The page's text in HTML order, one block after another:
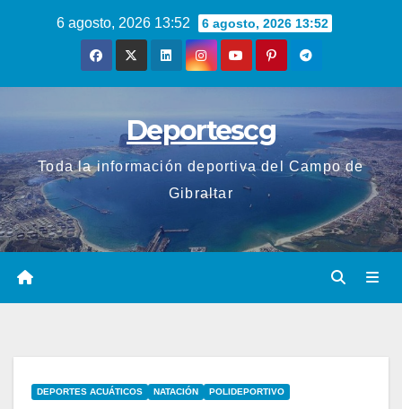
6 agosto, 2026 13:52 6 agosto, 2026 13:52
Deportescg
Toda la información deportiva del Campo de
Gibraltar
DEPORTES ACUÁTICOS NATACIÓN POLIDEPORTIVO